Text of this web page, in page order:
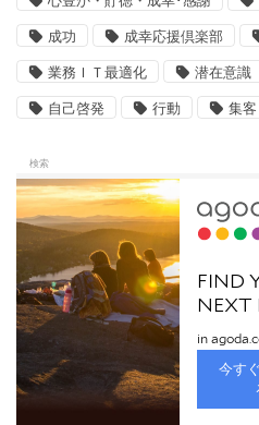
成功 成幸応援倶楽部
業務ＩＴ最適化 潜在意識
自己啓発 行動 集客